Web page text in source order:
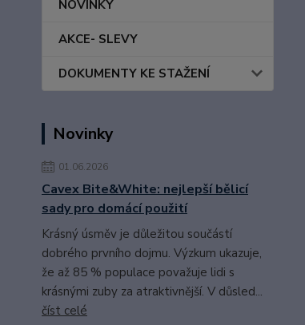
NOVINKY
AKCE- SLEVY
DOKUMENTY KE STAŽENÍ
Novinky
01.06.2026
Cavex Bite&White: nejlepší bělicí
sady pro domácí použití
Krásný úsměv je důležitou součástí
dobrého prvního dojmu. Výzkum ukazuje,
že až 85 % populace považuje lidi s
krásnými zuby za atraktivnější. V důsled...
číst celé